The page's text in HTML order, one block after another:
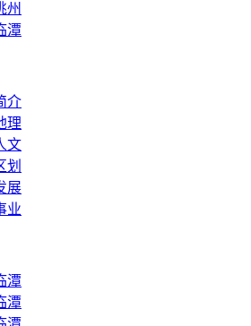
州
潭
介
理
文
划
展
业
潭
潭